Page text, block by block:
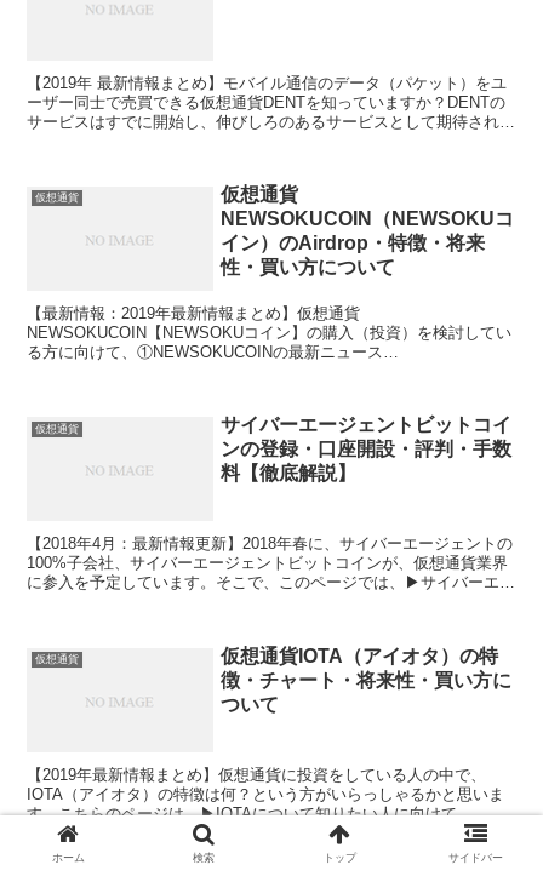
【2019年 最新情報まとめ】モバイル通信のデータ（パケット）をユ
ーザー同士で売買できる仮想通貨DENTを知っていますか？DENTの
サービスはすでに開始し、伸びしろのあるサービスとして期待され、
いて、初心者でもわかりやすいように説明をしていきます。
仮想通貨
仮想通貨
NEWSOKUCOIN（NEWSOKUコ
イン）のAirdrop・特徴・将来
性・買い方について
【最新情報：2019年最新情報まとめ】仮想通貨
NEWSOKUCOIN【NEWSOKUコイン】の購入（投資）を検討してい
る方に向けて、①NEWSOKUCOINの最新ニュース
NEWSOKUコインの購入を検討している方は参考にしてみてくださ
仮想通貨
サイバーエージェントビットコイ
ンの登録・口座開設・評判・手数
料【徹底解説】
【2018年4月：最新情報更新】2018年春に、サイバーエージェントの
100%子会社、サイバーエージェントビットコインが、仮想通貨業界
に参入を予定しています。そこで、このページでは、▶サイバーエー
ット）▶サイバーエージェントビットコインの全般的な使い方（*更
新予定）について、詳しく説明をします。２つのポイント：①社長の
卜部宏樹氏のエンタメ金融とは？②熱い銘柄とは？
仮想通貨
仮想通貨IOTA（アイオタ）の特
徴・チャート・将来性・買い方に
ついて
【2019年最新情報まとめ】仮想通貨に投資をしている人の中で、
IOTA（アイオタ）の特徴は何？という方がいらっしゃるかと思いま
す。こちらのページは、▶IOTAについて知りたい人に向けて、
▶IOTAの最新ニュース▶IOTAの4つの特徴（①DAGの技術を用いた
Tangle（ブロックチェーンの次システム）②IoTと次世代のブロック
ホーム 検索 トップ サイドバー